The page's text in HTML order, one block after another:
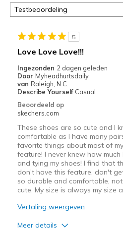
5
Love Love Love!!!
Ingezonden 2 dagen geleden
Door Myheadhurtsdaily
van Raleigh, N.C.
Describe Yourself Casual
Beoordeeld op
skechers.com
These shoes are so cute and I
comfortable as I have many
favorite things about most of
feature! I never knew how
and tying my shoes! I find that
don't have this feature, don't
so durable and comfortable,
cute. My size is always my size
Vertaling weergeven
Meer details